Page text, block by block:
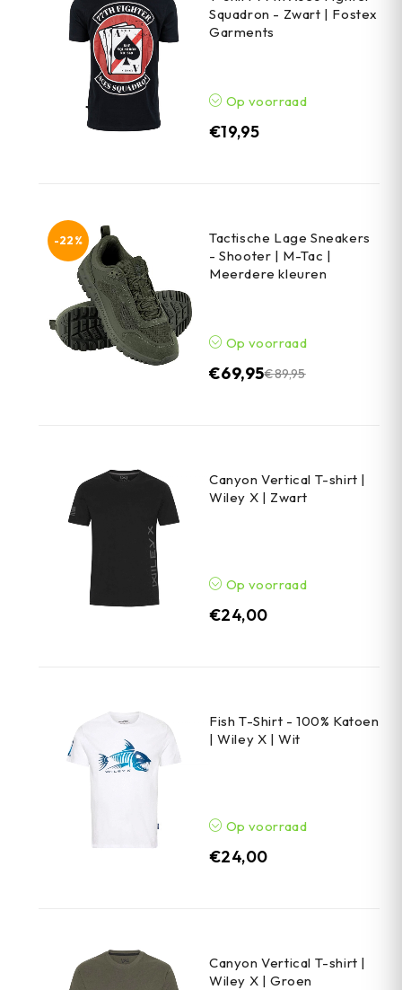
Squadron - Zwart | Fostex
Garments
Op voorraad
€19,95
-22%
Tactische Lage Sneakers
- Shooter | M-Tac |
Meerdere kleuren
Op voorraad
€89,95
€69,95
Canyon Vertical T-shirt |
Wiley X | Zwart
Op voorraad
€24,00
Fish T-Shirt - 100% Katoen
| Wiley X | Wit
Op voorraad
€24,00
Canyon Vertical T-shirt |
Wiley X | Groen